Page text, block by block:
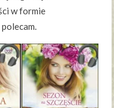
w formie